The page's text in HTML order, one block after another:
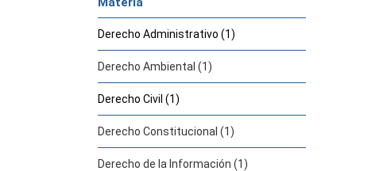
Derecho Administrativo (1)
Derecho Ambiental (1)
Derecho Civil (1)
Derecho Constitucional (1)
Derecho de la Información (1)